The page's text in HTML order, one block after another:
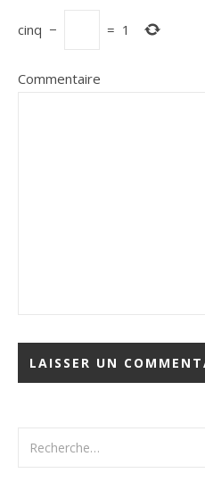
cinq − = 1
Commentaire